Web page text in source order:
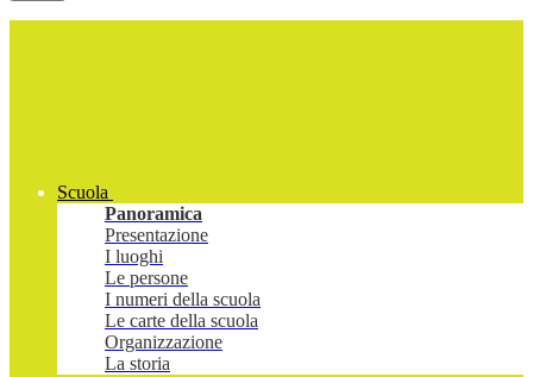
Scuola
Panoramica
Presentazione
I luoghi
Le persone
I numeri della scuola
Le carte della scuola
Organizzazione
La storia